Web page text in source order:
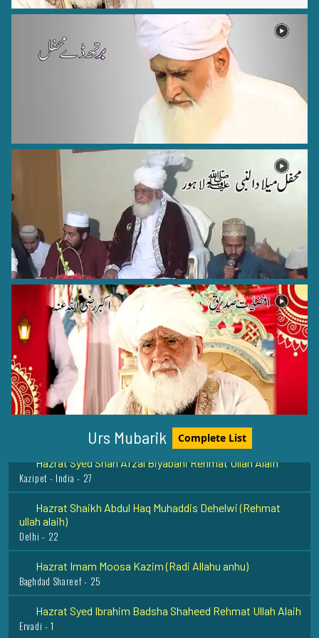
Urs Mubarik Complete List
Sayyidah Ayesha Siddiqa (Radi Allah Anha)
Madina Munawwara - 17
Allama Abudul Hakim Sialkoti (Rehmat ullah alaih)
Kazipet - India - 27
ullah alaih)
Delhi - 22
Baghdad Shareef - 25
Ervadi - 1